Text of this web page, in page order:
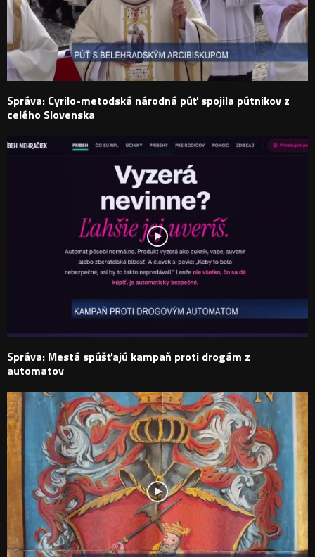
Správa: Cyrilo-metodská národná púť spojila pútnikov z
celého Slovenska
Správa: Mestá spúšťajú kampaň proti drogám z
automatov